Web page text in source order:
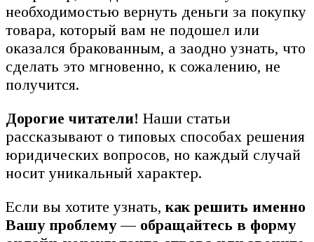
необходимостью вернуть деньги за покупку
товара, который вам не подошел или
оказался бракованным, а заодно узнать, что
сделать это мгновенно, к сожалению, не
получится.
Дорогие читатели! Наши статьи
рассказывают о типовых способах решения
юридических вопросов, но каждый случай
носит уникальный характер.
Если вы хотите узнать, как решить именно
Вашу проблему — обращайтесь в форму